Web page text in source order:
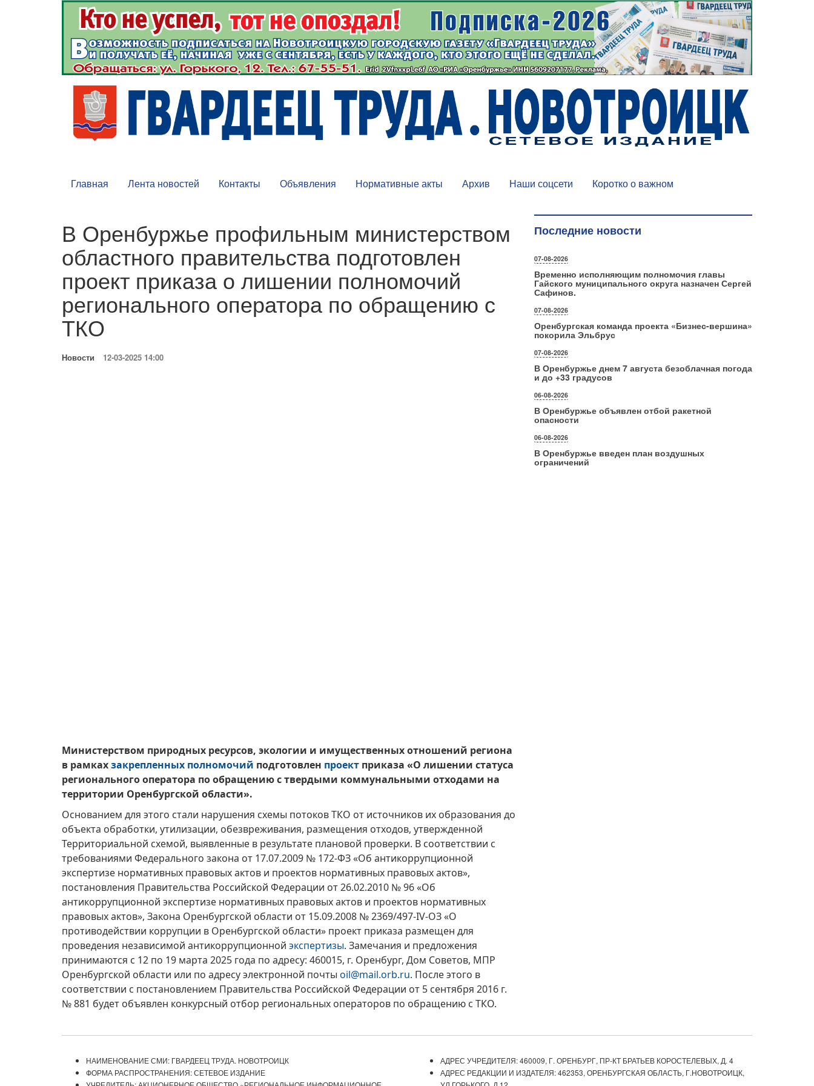
Главная Лента новостей Контакты Объявления Нормативные акты Архив Наши соцсети Коротко о важном
В Оренбуржье профильным министерством
областного правительства подготовлен
проект приказа о лишении полномочий
регионального оператора по обращению с
ТКО
Новости 12-03-2025 14:00
Министерством природных ресурсов, экологии и имущественных отношений региона
в рамкахзакрепленных полномочий подготовлен проект приказа «О лишении статуса
регионального оператора по обращению с твердыми коммунальными отходами на
территории Оренбургской области».
Основанием для этого стали нарушения схемы потоков ТКО от источников их образования до
объекта обработки, утилизации, обезвреживания, размещения отходов, утвержденной
Территориальной схемой, выявленные в результате плановой проверки. В соответствии с
требованиями Федерального закона от 17.07.2009 № 172-ФЗ «Об антикоррупционной
экспертизе нормативных правовых актов и проектов нормативных правовых актов»,
постановления Правительства Российской Федерации от 26.02.2010 № 96 «Об
антикоррупционной экспертизе нормативных правовых актов и проектов нормативных
правовых актов», Закона Оренбургской области от 15.09.2008 № 2369/497-IV-ОЗ «О
противодействии коррупции в Оренбургской области» проект приказа размещен для
проведения независимой антикоррупционной экспертизы. Замечания и предложения
принимаются с 12 по 19 марта 2025 года по адресу: 460015, г. Оренбург, Дом Советов, МПР
Оренбургской области или по адресу электронной почты oil@mail.orb.ru. После этого в
соответствии с постановлением Правительства Российской Федерации от 5 сентября 2016 г.
№ 881 будет объявлен конкурсный отбор региональных операторов по обращению с ТКО.
Последние новости
07-08-2026
Временно исполняющим полномочия главы
Гайского муниципального округа назначен Сергей
Сафинов.
07-08-2026
Оренбургская команда проекта «Бизнес‑вершина»
покорила Эльбрус
07-08-2026
В Оренбуржье днем 7 августа безоблачная погода
и до +33 градусов
06-08-2026
В Оренбуржье объявлен отбой ракетной
опасности
06-08-2026
В Оренбуржье введен план воздушных
ограничений
НАИМЕНОВАНИЕ СМИ: ГВАРДЕЕЦ ТРУДА. НОВОТРОИЦК
ФОРМА РАСПРОСТРАНЕНИЯ: СЕТЕВОЕ ИЗДАНИЕ
АДРЕС УЧРЕДИТЕЛЯ: 460009, Г. ОРЕНБУРГ, ПР-КТ БРАТЬЕВ КОРОСТЕЛЕВЫХ, Д. 4
АДРЕС РЕДАКЦИИ И ИЗДАТЕЛЯ: 462353, ОРЕНБУРГСКАЯ ОБЛАСТЬ, Г.НОВОТРОИЦК,